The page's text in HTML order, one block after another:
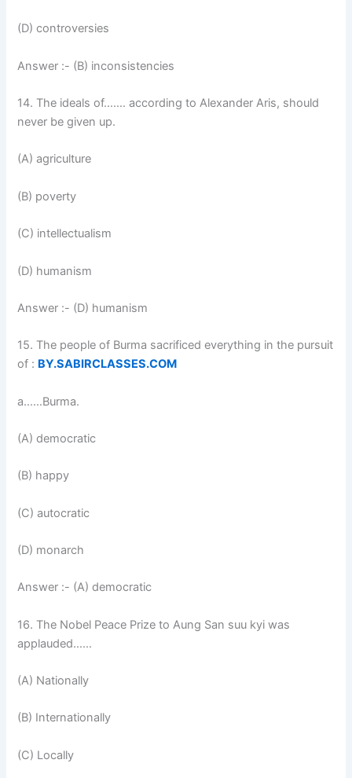
(D) controversies
Answer :- (B) inconsistencies
14. The ideals of……. according to Alexander Aris, should
never be given up.
(A) agriculture
(B) poverty
(C) intellectualism
(D) humanism
Answer :- (D) humanism
15. The people of Burma sacrificed everything in the pursuit
of : BY.SABIRCLASSES.COM
a……Burma.
(A) democratic
(B) happy
(C) autocratic
(D) monarch
Answer :- (A) democratic
16. The Nobel Peace Prize to Aung San suu kyi was
applauded……
(A) Nationally
(B) Internationally
(C) Locally